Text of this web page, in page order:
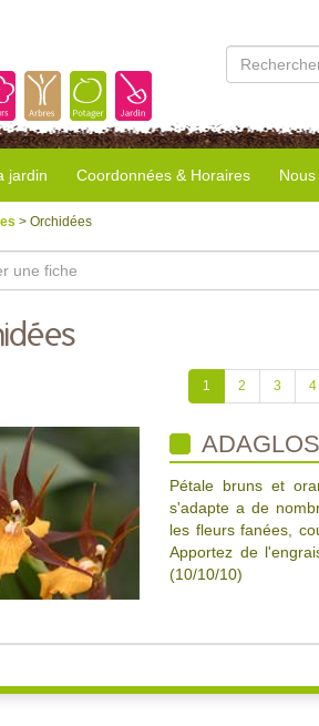
jardin Coordonnées & Horaires
> Orchidées
1 2 3 4
Pétale bruns et
s'adapte a de
les fleurs fanées,
Apportez de
(10/10/10)